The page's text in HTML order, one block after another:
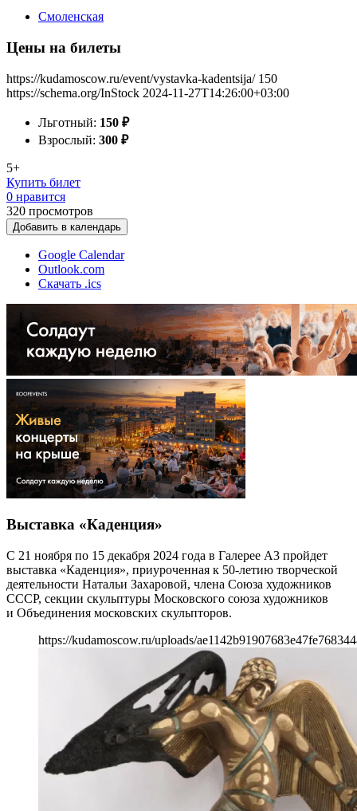
Смоленская
Цены на билеты
https://kudamoscow.ru/event/vystavka-kadentsija/ 150
https://schema.org/InStock 2024-11-27T14:26:00+03:00
Льготный: 150 ₽
Взрослый: 300 ₽
5+
Купить билет
0 нравится
320 просмотров
Добавить в календарь
Google Calendar
Outlook.com
Скачать .ics
Выставка «Каденция»
С 21 ноября по 15 декабря 2024 года в Галерее А3 пройдет
выставка «Каденция», приуроченная к 50-летию творческой
деятельности Натальи Захаровой, члена Союза художников
СССР, секции скульптуры Московского союза художников
и Объединения московских скульпторов.
https://kudamoscow.ru/uploads/